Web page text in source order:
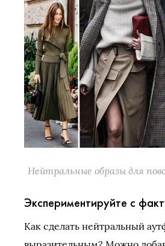
Нейтральные образы для
Экспериментируйте с
Как сделать нейтральный